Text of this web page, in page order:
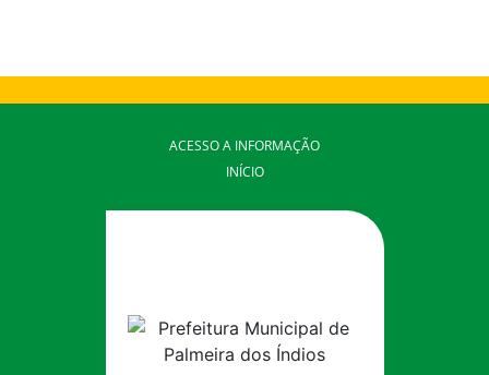
ACESSO A INFORMAÇÃO
INÍCIO